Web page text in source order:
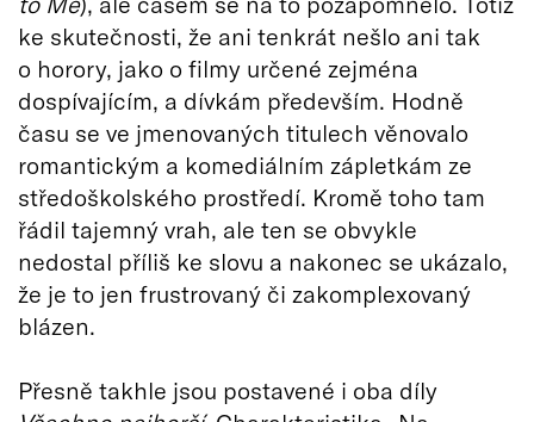
ke skutečnosti, že ani tenkrát nešlo ani tak
o horory, jako o filmy určené zejména
dospívajícím, a dívkám především. Hodně
času se ve jmenovaných titulech věnovalo
romantickým a komediálním zápletkám ze
středoškolského prostředí. Kromě toho tam
řádil tajemný vrah, ale ten se obvykle
nedostal příliš ke slovu a nakonec se ukázalo,
že je to jen frustrovaný či zakomplexovaný
blázen.
Přesně takhle jsou postavené i oba díly